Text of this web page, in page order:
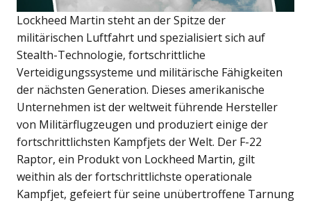
Lockheed Martin steht an der Spitze der
militärischen Luftfahrt und spezialisiert sich auf
Stealth-Technologie, fortschrittliche
Verteidigungssysteme und militärische Fähigkeiten
der nächsten Generation. Dieses amerikanische
Unternehmen ist der weltweit führende Hersteller
von Militärflugzeugen und produziert einige der
fortschrittlichsten Kampfjets der Welt. Der F-22
Raptor, ein Produkt von Lockheed Martin, gilt
weithin als der fortschrittlichste operationale
Kampfjet, gefeiert für seine unübertroffene Tarnung